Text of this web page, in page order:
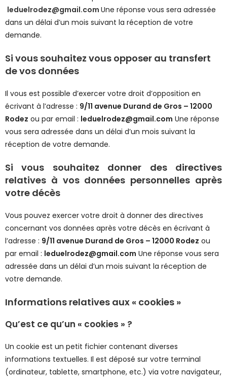
leduelrodez@gmail.com Une réponse vous sera adressée
dans un délai d’un mois suivant la réception de votre
demande.
Si vous souhaitez vous opposer au transfert
de vos données
Il vous est possible d’exercer votre droit d’opposition en
écrivant à l’adresse : 9/11 avenue Durand de Gros – 12000
Rodez ou par email : leduelrodez@gmail.com Une réponse
vous sera adressée dans un délai d’un mois suivant la
réception de votre demande.
Si vous souhaitez donner des directives
relatives à vos données personnelles après
votre décès
Vous pouvez exercer votre droit à donner des directives
concernant vos données après votre décès en écrivant à
l’adresse : 9/11 avenue Durand de Gros – 12000 Rodez ou
par email : leduelrodez@gmail.com Une réponse vous sera
adressée dans un délai d’un mois suivant la réception de
votre demande.
Informations relatives aux « cookies »
Qu’est ce qu’un « cookies » ?
Un cookie est un petit fichier contenant diverses
informations textuelles. Il est déposé sur votre terminal
(ordinateur, tablette, smartphone, etc.) via votre navigateur,